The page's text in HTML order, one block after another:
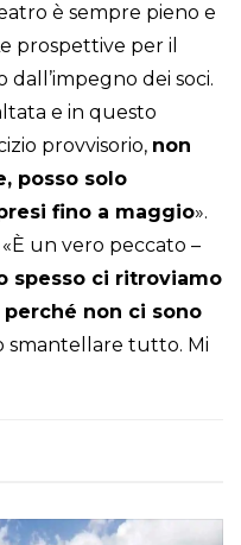
è sempre pieno e
prospettive per il
dei soci.
e in questo
provvisorio, non
posso solo
fino a maggio».
un vero peccato –
spesso ci ritroviamo
non ci sono
smantellare tutto. Mi